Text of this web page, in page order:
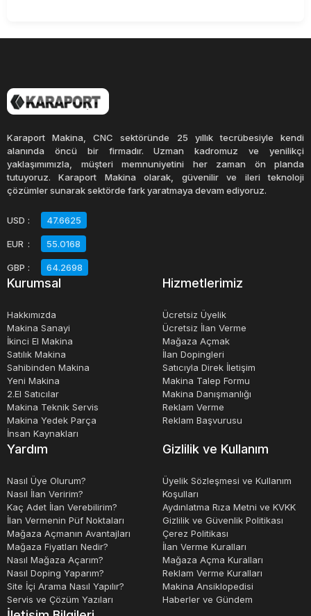
Karaport Makina, CNC sektöründe 25 yıllık tecrübesiyle kendi
alanında öncü bir firmadır. Uzman kadromuz ve yenilikçi
yaklaşımımızla, müşteri memnuniyetini her zaman ön planda
tutuyoruz. Karaport Makina olarak, güvenilir ve ileri teknoloji
çözümler sunarak sektörde fark yaratmaya devam ediyoruz.
USD : 47.6625
EUR : 55.0168
GBP : 64.2698
Kurumsal
Hakkımızda
Makina Sanayi
İkinci El Makina
Satılık Makina
Sahibinden Makina
Yeni Makina
2.El Satıcılar
Makina Teknik Servis
Makina Yedek Parça
İnsan Kaynakları
Hizmetlerimiz
Ücretsiz Üyelik
Ücretsiz İlan Verme
Mağaza Açmak
İlan Dopingleri
Satıcıyla Direk İletişim
Makina Talep Formu
Makina Danışmanlığı
Reklam Verme
Reklam Başvurusu
Yardım
Nasıl Üye Olurum?
Nasıl İlan Veririm?
Kaç Adet İlan Verebilirim?
İlan Vermenin Püf Noktaları
Mağaza Açmanın Avantajları
Mağaza Fiyatları Nedir?
Nasıl Mağaza Açarım?
Nasıl Doping Yaparım?
Site İçi Arama Nasıl Yapılır?
Servis ve Çözüm Yazıları
Gizlilik ve Kullanım
Üyelik Sözleşmesi ve Kullanım
Koşulları
Aydınlatma Rıza Metni ve KVKK
Gizlilik ve Güvenlik Politikası
Çerez Politikası
İlan Verme Kuralları
Mağaza Açma Kuralları
Reklam Verme Kuralları
Makina Ansiklopedisi
Haberler ve Gündem